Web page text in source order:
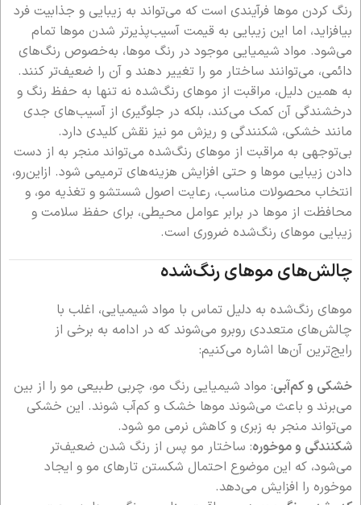
رنگ کردن موها فرآیندی است که می‌تواند به زیبایی و جذابیت فرد
بیافزاید، اما این زیبایی به قیمت آسیب‌پذیرتر شدن موها تمام
می‌شود. مواد شیمیایی موجود در رنگ موها، به‌خصوص رنگ‌های
دائمی، می‌توانند ساختار مو را تغییر دهند و آن را ضعیف‌تر کنند.
به همین دلیل، مراقبت از موهای رنگ‌شده نه تنها به حفظ رنگ و
درخشندگی آن کمک می‌کند، بلکه در جلوگیری از آسیب‌های جدی
مانند خشکی، شکنندگی و ریزش مو نیز نقش کلیدی دارد.
بی‌توجهی به مراقبت از موهای رنگ‌شده می‌تواند منجر به از دست
دادن زیبایی موها و حتی افزایش هزینه‌های ترمیمی شود. ازاین‌رو،
انتخاب محصولات مناسب، رعایت اصول شستشو و تغذیه مو، و
محافظت از موها در برابر عوامل محیطی، برای حفظ سلامت و
زیبایی موهای رنگ‌شده ضروری است.
چالش‌های موهای رنگ‌شده
موهای رنگ‌شده به دلیل تماس با مواد شیمیایی، اغلب با
چالش‌های متعددی روبرو می‌شوند که در ادامه به برخی از
رایج‌ترین آن‌ها اشاره می‌کنیم:
خشکی و کم‌آبی: مواد شیمیایی رنگ مو، چربی طبیعی مو را از بین
می‌برند و باعث می‌شوند موها خشک و کم‌آب شوند. این خشکی
می‌تواند منجر به زبری و کاهش نرمی مو شود.
شکنندگی و موخوره: ساختار مو پس از رنگ شدن ضعیف‌تر
می‌شود، که این موضوع احتمال شکستن تارهای مو و ایجاد
موخوره را افزایش می‌دهد.